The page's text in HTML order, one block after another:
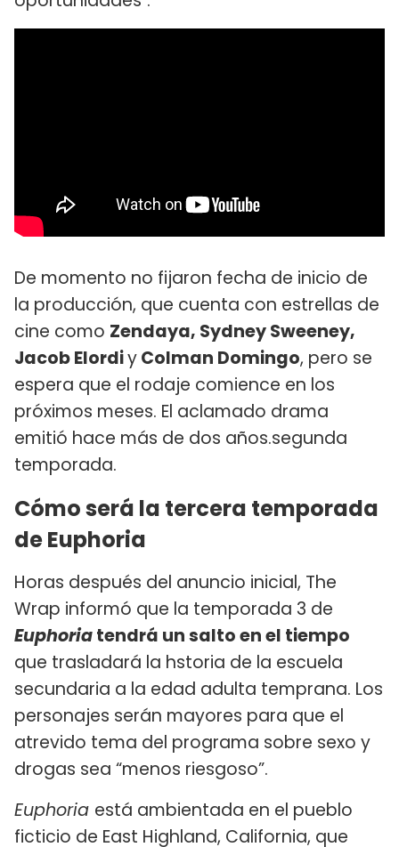
De momento no fijaron fecha de inicio de
la producción, que cuenta con estrellas de
cine como Zendaya, Sydney Sweeney,
Jacob ElordiyColman Domingo, pero se
espera que el rodaje comience en los
próximos meses. El aclamado drama
emitió hace más de dos años.segunda
temporada.
Cómo será la tercera temporada
de Euphoria
Horas después del anuncio inicial, The
Wrap informó que la temporada 3 de
Euphoriatendrá un salto en el tiempo
que trasladará la hstoria de la escuela
secundaria a la edad adulta temprana. Los
personajes serán mayores para que el
atrevido tema del programa sobre sexo y
drogas sea “menos riesgoso”.
Euphoria está ambientada en el pueblo
ficticio de East Highland, California, que